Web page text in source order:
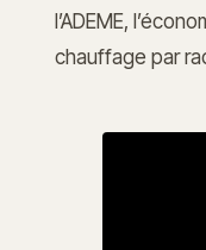
l’ADEME,
chauffage par